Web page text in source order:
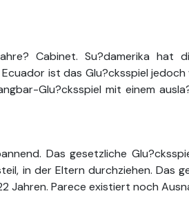
Cabinet. Su?damerika hat
ist das Glu?cksspiel
Glu?cksspiel mit einem
Das gesetzliche
in der Eltern durchziehen. Das
Jahren. Parece existiert noch